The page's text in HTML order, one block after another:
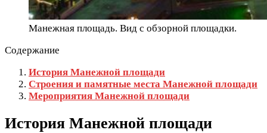
Манежная площадь. Вид с обзорной площадки.
Содержание
История Манежной площади
Строения и памятные места Манежной площади
Мероприятия Манежной площади
История Манежной площади